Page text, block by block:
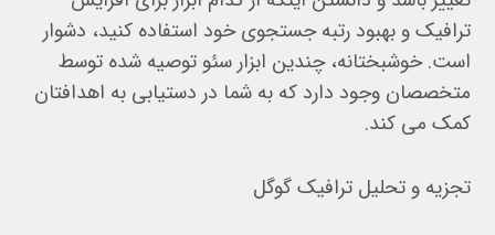
ترافیک و بهبود رتبه جستجوی خود استفاده کنید، دشوار
است. خوشبختانه، چندین ابزار سئو توصیه شده توسط
متخصصان وجود دارد که به شما در دستیابی به اهدافتان
کمک می کند.
تجزیه و تحلیل ترافیک گوگل